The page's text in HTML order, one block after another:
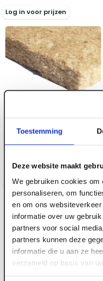
Toestemming
Deze website maakt
We gebruiken cookies
personaliseren, om
en om ons
informatie over uw
partners voor social
partners kunnen deze
informatie die u aan ze
verzameld op basis van
Log in voor prijzen
Isovlas bouwisolatie
PL80 Rd 2.11 (6 st/pk)
Voorraad: 540
Log in voor prijzen